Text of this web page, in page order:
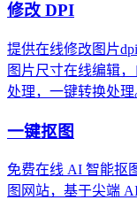
修改 DPI
提供在线修改图片
图片尺寸在线编辑
处理，一键转换处理
一键抠图
免费在线 AI 智能抠
图网站，基于尖端